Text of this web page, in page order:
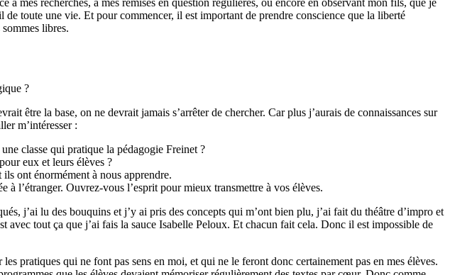
mes recherches, à mes remises en question régulières, ou encore en observant mon fils, que je
de toute une vie. Et pour commencer, il est important de prendre conscience que la liberté
libres.
?
être la base, on ne devrait jamais s’arrêter de chercher. Car plus j’aurais de connaissances sur
m’intéresser :
classe qui pratique la pédagogie Freinet ?
eux et leurs élèves ?
ont énormément à nous apprendre.
l’étranger. Ouvrez-vous l’esprit pour mieux transmettre à vos élèves.
j’ai lu des bouquins et j’y ai pris des concepts qui m’ont bien plu, j’ai fait du théâtre d’impro et
tout ça que j’ai fais la sauce Isabelle Peloux. Et chacun fait cela. Donc il est impossible de
pratiques qui ne font pas sens en moi, et qui ne le feront donc certainement pas en mes élèves.